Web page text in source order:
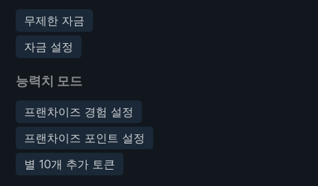
무제한 자금
자금 설정
능력치 모드
프랜차이즈 경험 설정
프랜차이즈 포인트 설정
별 10개 추가 토큰